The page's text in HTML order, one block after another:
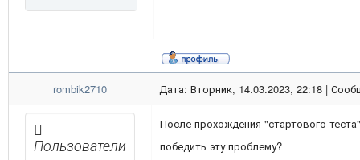
rombik2710 Дата: Вторник, 14.03.2023, 22:18 |
Пользователи
После прохождения "стартового
победить эту проблему?